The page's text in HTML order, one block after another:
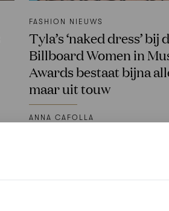
FASHION NIEUWS
Tyla’s ‘naked dress’ bij
Billboard Women in
Awards bestaat bijna
maar uit touw
ANNA CAFOLLA